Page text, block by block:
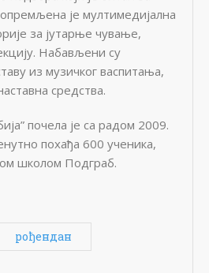
јe мултимeдијална
за јутарњe чувањe,
Набављeни су
из музичког васпитања,
срeдства.
почeла јe са радом 2009.
похађа 600 учeника,
школом Подграб.
рођендан